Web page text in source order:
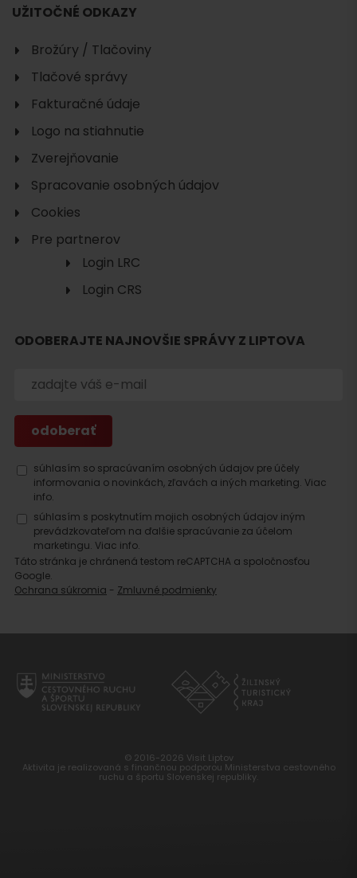
Hľadať
UŽITOČNÉ ODKAZY
Brožúry / Tlačoviny
Tlačové správy
Fakturačné údaje
Logo na stiahnutie
Zverejňovanie
Spracovanie osobných údajov
Cookies
Pre partnerov
Login LRC
Login CRS
ODOBERAJTE NAJNOVŠIE SPRÁVY Z LIPTOVA
súhlasím so spracúvaním osobných údajov pre účely
informovania o novinkách, zľavách a iných marketing. Viac
info.
súhlasím s poskytnutím mojich osobných údajov iným
prevádzkovateľom na ďalšie spracúvanie za účelom
marketingu. Viac info.
Táto stránka je chránená testom reCAPTCHA a spoločnosťou
Google.
Ochrana súkromia - Zmluvné podmienky
© 2016-2026 Visit Liptov
Aktivita je realizovaná s finančnou podporou Ministerstva cestovného
ruchu a športu Slovenskej republiky.